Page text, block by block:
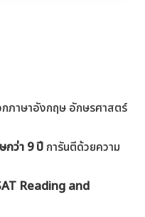
กภาษาอังกฤษ อักษรศาสตร์
กว่า 9 ปี การันตีด้วยความ
Reading and